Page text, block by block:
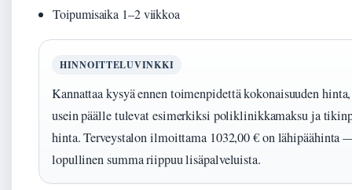
Toipumisaika 1–2 viikkoa
HINNOITTELUVINKKI
Kannattaa kysyä ennen toimenpidettä kokonaisuuden
usein päälle tulevat esimerkiksi poliklinikkamaksu ja
hinta. Terveystalon ilmoittama 1032,00 € on lähipäähinta
lopullinen summa riippuu lisäpalveluista.